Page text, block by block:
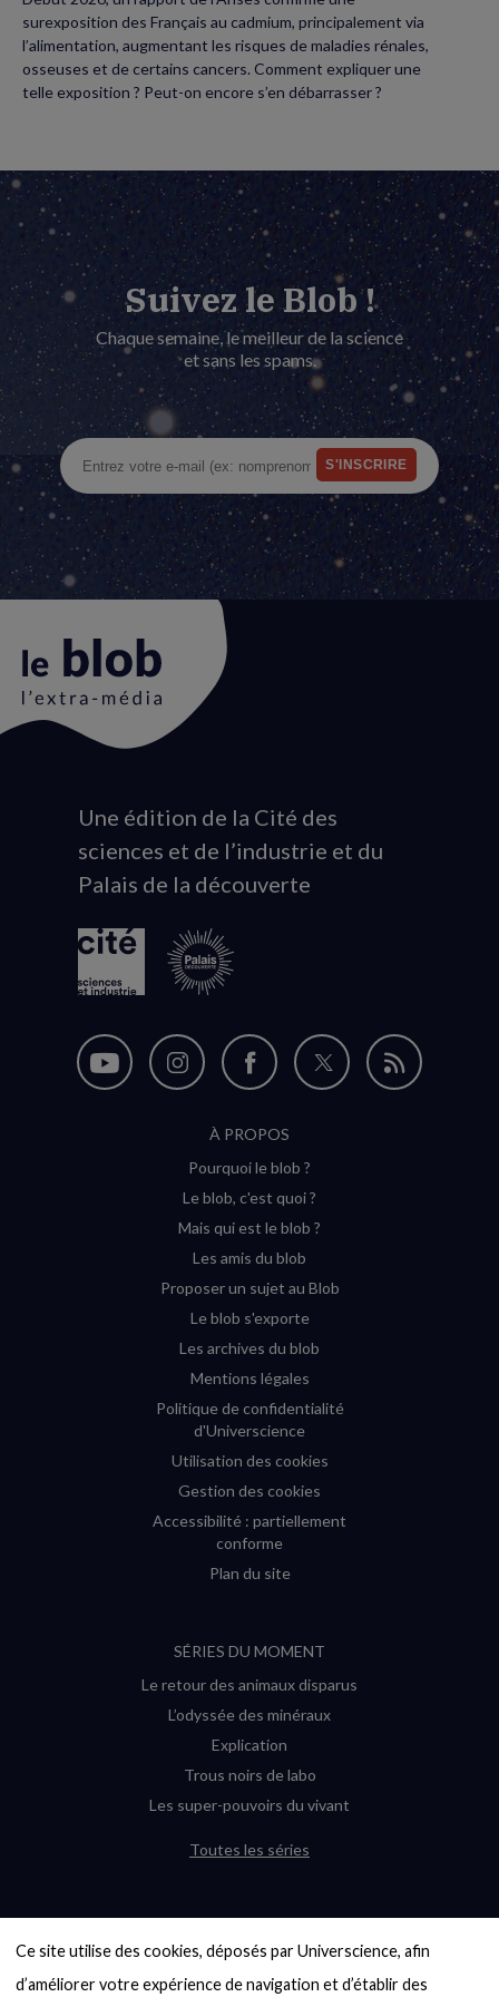
Ce site utilise des cookies, déposés par Universcience, afin
d’améliorer votre expérience de navigation et d’établir des
surexposition des Français au cadmium, principalement via
l’alimentation, augmentant les risques de maladies rénales,
osseuses et de certains cancers. Comment expliquer une
telle exposition ? Peut-on encore s’en débarrasser ?
Suivez le Blob !
Chaque semaine, le meilleur de la science
et sans les spams.
Animation
du
logo
Une édition de la Cité des
sciences et de l’industrie et du
Palais de la découverte
Nous
Nous
Instagram
(nouvelle
Nous
sur
Facebook
(nouvelle
Nous
Flux
À PROPOS
Pourquoi le blob ?
Le blob, c'est quoi ?
Mais qui est le blob ?
Les amis du blob
Proposer un sujet au Blob
Le blob s'exporte
Les archives du blob
Mentions légales
Politique de confidentialité
d'Universcience
Utilisation des cookies
Gestion des cookies
Accessibilité : partiellement
conforme
Plan du site
SÉRIES DU MOMENT
Le retour des animaux disparus
L’odyssée des minéraux
Explication
Trous noirs de labo
Les super-pouvoirs du vivant
Toutes les séries
6000 exoplanètes, et pas de « Terre »
en vue ?